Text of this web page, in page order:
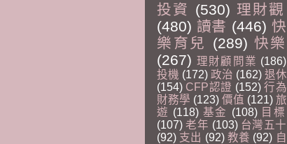
投資 (530) 理財觀
(480) 讀書 (446) 快
樂育兒
(289) 快樂
(267) 理財顧問業 (186)
投機 (172) 政治 (162) 退休
(154) CFP認證 (152) 行為
財務學 (123) 價值 (121) 旅
遊 (118) 基金 (108) 目標
(107) 老年 (103) 台灣五十
(92) 支出 (92) 教養 (92) 自